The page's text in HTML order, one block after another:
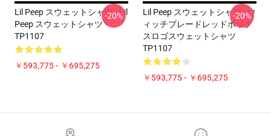
Lil Peep スウェットシャツ - Lil
Peep スウェットシャツ
TP1107
￥593,775 - ￥695,275
-20%
Lil Peep スウェットシャツ - ウ
ィッチブレードレッドボック
スロゴスウェットシャツ
TP1107
￥593,775 - ￥695,275
-20%